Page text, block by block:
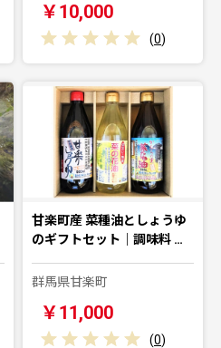
￥10,000
(0)
甘楽町産 菜種油としょうゆ
のギフトセット｜調味料 …
群馬県甘楽町
￥11,000
(0)